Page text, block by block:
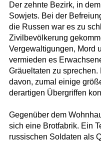
Der zehnte Bezirk, in
Sowjets. Bei der
die Russen war es zu
Zivilbevölkerung
Vergewaltigungen, Mord
vermieden es
Gräueltaten zu
davon, zumal einige
derartigen Übergriffen
Gegenüber dem
sich eine Brotfabrik. Ein
russischen Soldaten als